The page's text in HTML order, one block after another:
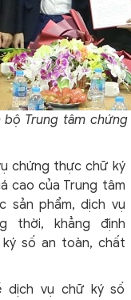
bộ Trung tâm
chứng thực chữ ký
cao của Trung tâm
sản phẩm, dịch vụ
thời, khẳng định
số an toàn, chất
vụ chữ ký số